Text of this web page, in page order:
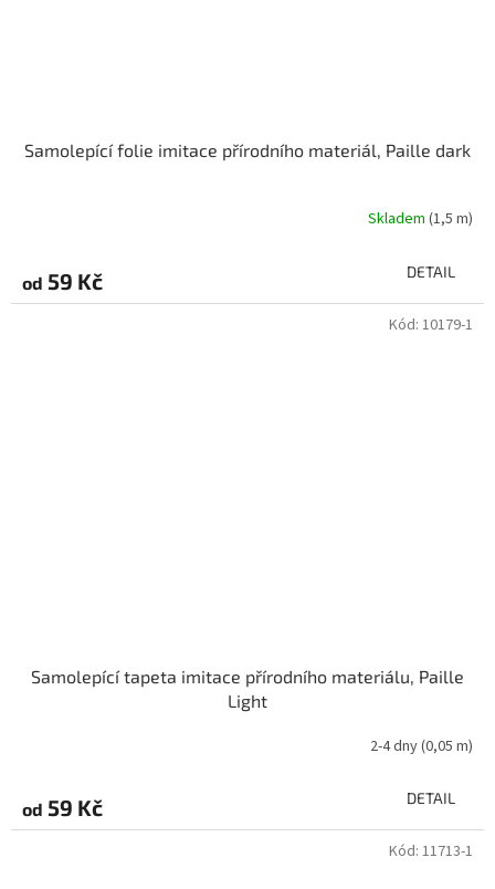
Samolepící folie imitace přírodního materiál, Paille dark
Skladem (1,5 m)
od 59 Kč DETAIL
Samolepící tapeta imitace přírodního materiálu, Paille
Light
2-4 dny(0,05 m)
od 59 Kč DETAIL
Kód: 10179-1
Kód: 11713-1